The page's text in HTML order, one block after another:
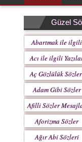
Güzel
Abartmak ile ilgili
Yazılar
Acı ile ilgili
Aç Gözlülük
Adam Gibi Sözler
Mesajlar
Afilli Sözler
Aforizma Sözler
Mesajlar
Ağır Abi Sözleri